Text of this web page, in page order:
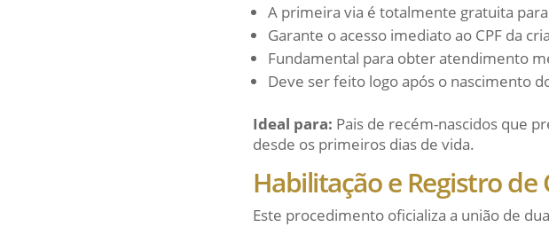
A primeira via é totalmente gratuita
Garante o acesso imediato ao CPF da
Fundamental para obter atendimento
Deve ser feito logo após o nascimento
Ideal para: Pais de recém-nascidos que
desde os primeiros dias de vida.
Habilitação e Registro de
Este procedimento oficializa a união de